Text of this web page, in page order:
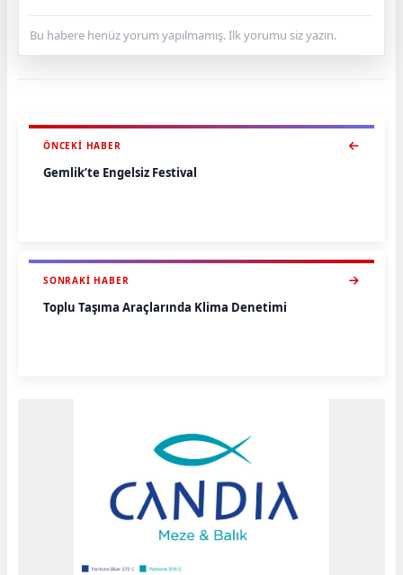
Bu habere henüz yorum yapılmamış. İlk yorumu siz yazın.
ÖNCEKI HABER
Gemlik’te Engelsiz Festival
SONRAKI HABER
Toplu Taşıma Araçlarında Klima Denetimi